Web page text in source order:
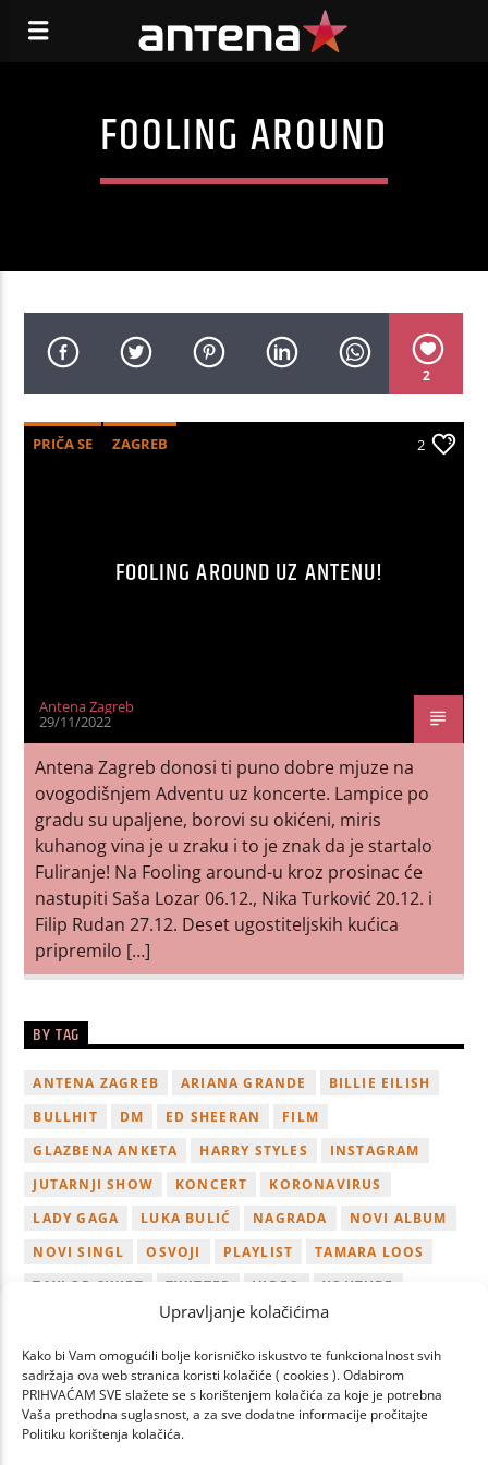
Upravljanje kolačićima
Kako bi Vam omogućili bolje korisničko iskustvo te funkcionalnost svih
sadržaja ova web stranica koristi kolačiće ( cookies ). Odabirom
PRIHVAĆAM SVE slažete se s korištenjem kolačića za koje je potrebna
Vaša prethodna suglasnost, a za sve dodatne informacije pročitajte
Politiku korištenja kolačića.
FOOLING AROUND
2
PRIČA SE ZAGREB 2
FOOLING AROUND UZ ANTENU!
Antena Zagreb
29/11/2022
Antena Zagreb donosi ti puno dobre mjuze na
ovogodišnjem Adventu uz koncerte. Lampice po
gradu su upaljene, borovi su okićeni, miris
kuhanog vina je u zraku i to je znak da je startalo
Fuliranje! Na Fooling around-u kroz prosinac će
nastupiti Saša Lozar 06.12., Nika Turković 20.12. i
Filip Rudan 27.12. Deset ugostiteljskih kućica
pripremilo […]
BY TAG
ANTENA ZAGREB ARIANA GRANDE
BILLIE EILISH
BULLHIT
DM ED SHEERAN
FILM
GLAZBENA ANKETA
HARRY STYLES
INSTAGRAM
JUTARNJI SHOW
KONCERT
KORONAVIRUS
LADY GAGA
LUKA BULIĆ NAGRADA
NOVI ALBUM
NOVI SINGL
OSVOJI PLAYLIST
TAMARA LOOS
TAYLOR SWIFT
TWITTER VIDEO
YOUTUBE